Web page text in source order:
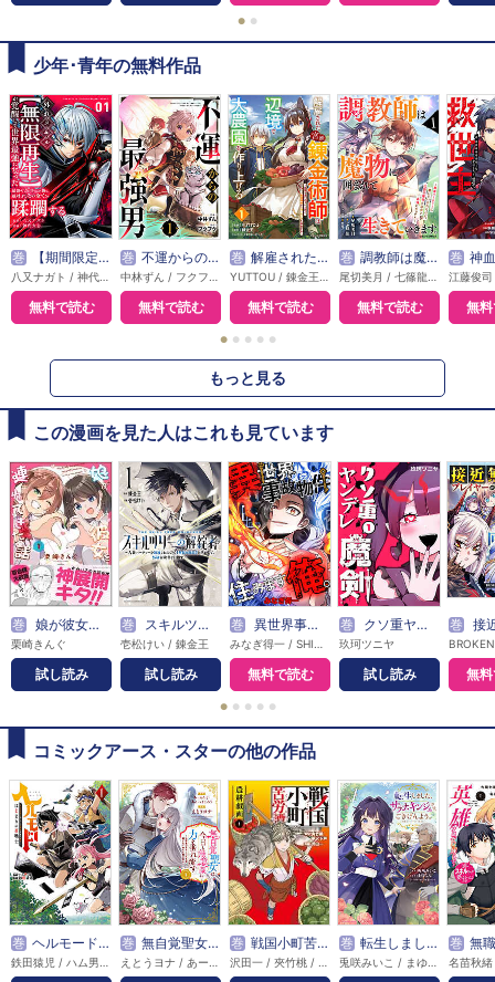
● ●
少年･青年の無料作品
巻 【期間限定無料】外れスキル【無限再生】が覚醒して世界最強になった ～最強の力を手にした俺は、敵対するその全てを蹂躙する～
無料で読む
巻 不運からの最強男
無料で読む
巻 解雇された宮廷錬金術師は辺境で大農園を作り上げる～祖国を追い出されたけど、最強領地でスローライフを謳歌する～
無料で読む
巻 調教師は魔物に囲まれて生きていきます。～勇者パーティーに置いていかれたけど、伝説の魔物と出会い最強になってた～
無料で読む
巻 神血の救世主～
無
● ● ● ● ●
もっと見る
この漫画を見た人はこれも見ています
巻 娘が彼女を連れてきた話
栗崎きんぐ
試し読み
巻 スキルツリーの解錠者～A級パーティーを追放されたので【解錠&施錠】を活かして、S級冒険者を目指す～
壱松けい / 錬金王
試し読み
巻 異世界事故物件住みます、俺。【タテスク】
無料で読む
巻 クソ重ヤンデレ魔剣
玖珂ツニヤ
試し読み
巻 接近無双プレイヤー
無
● ● ● ● ●
コミックアース・スターの他の作品
巻 ヘルモード ～やり込み好きのゲーマーは廃設定の異世界で無双する～はじまりの召喚士 巻 無自覚聖女は今日も無意識に力を垂れ流す ～公爵家の落ちこぼれ令嬢、嫁ぎ先で幸せを掴み取る～ 巻 戦国小町苦労譚（コミック） 巻 転生しました、サラナ・キンジェです。ごきげんよう。 ～優雅なスローライフで大忙し～ 巻 無職の英雄 別にスキル